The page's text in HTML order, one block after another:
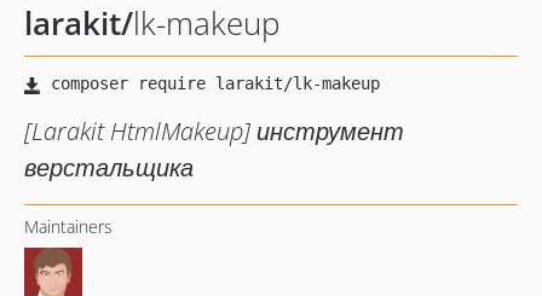
larakit/lk-makeup
[Larakit HtmlMakeup] инструмент
верстальщика
Maintainers